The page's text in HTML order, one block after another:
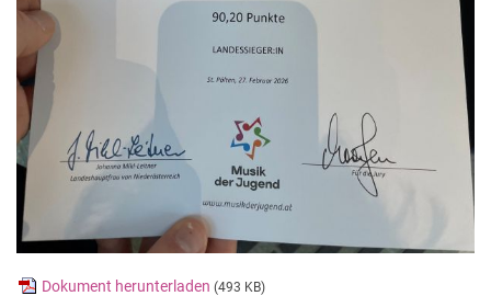
Dokument herunterladen (493 KB)